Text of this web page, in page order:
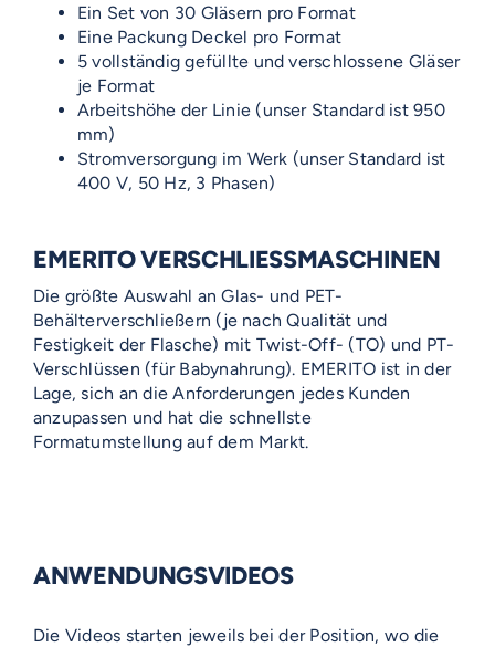
Ein Set von 30 Gläsern pro Format
Eine Packung Deckel pro Format
5 vollständig gefüllte und verschlossene Gläser
je Format
Arbeitshöhe der Linie (unser Standard ist 950
mm)
Stromversorgung im Werk (unser Standard ist
400 V, 50 Hz, 3 Phasen)
EMERITO VERSCHLIESSMASCHINEN
Die größte Auswahl an Glas- und PET-
Behälterverschließern (je nach Qualität und
Festigkeit der Flasche) mit Twist-Off- (TO) und PT-
Verschlüssen (für Babynahrung). EMERITO ist in der
Lage, sich an die Anforderungen jedes Kunden
anzupassen und hat die schnellste
Formatumstellung auf dem Markt.
ANWENDUNGSVIDEOS
Die Videos starten jeweils bei der Position, wo die